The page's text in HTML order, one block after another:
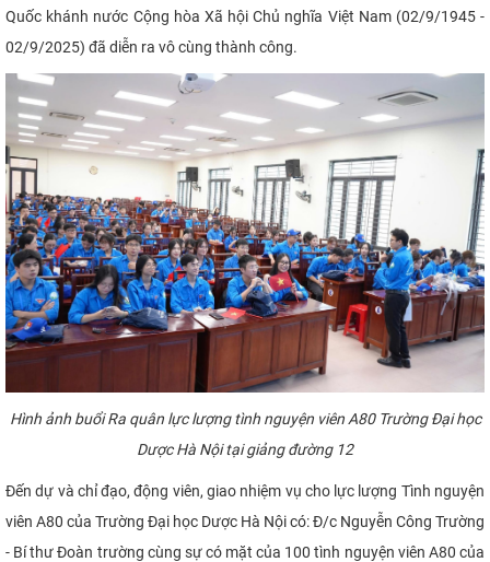
KHOA HỌC CÔNG NGHỆ
HTQT
CỰU NGƯỜI HỌC
Quốc khánh nước Cộng hòa Xã hội Chủ nghĩa Việt Nam (02/9/1945 -
02/9/2025) đã diễn ra vô cùng thành công.
Hình ảnh buổi Ra quân lực lượng tình nguyện viên A80 Trường Đại học
Dược Hà Nội tại giảng đường 12
Đến dự và chỉ đạo, động viên, giao nhiệm vụ cho lực lượng Tình nguyện
viên A80 của Trường Đại học Dược Hà Nội có: Đ/c Nguyễn Công Trường
- Bí thư Đoàn trường cùng sự có mặt của 100 tình nguyện viên A80 của